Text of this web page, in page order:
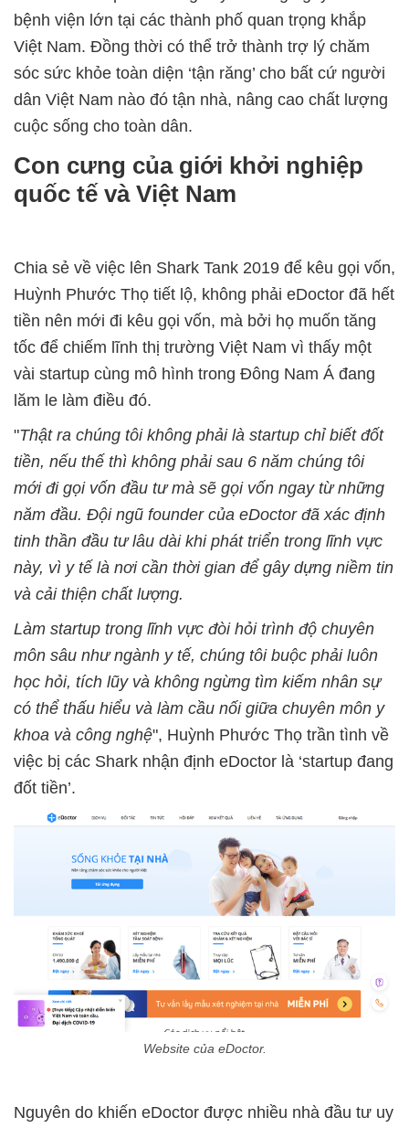
bệnh viện lớn tại các thành phố quan trọng khắp
Việt Nam. Đồng thời có thể trở thành trợ lý chăm
sóc sức khỏe toàn diện ‘tận răng’ cho bất cứ người
dân Việt Nam nào đó tận nhà, nâng cao chất lượng
cuộc sống cho toàn dân.
Con cưng của giới khởi nghiệp
quốc tế và Việt Nam
Chia sẻ về việc lên Shark Tank 2019 để kêu gọi vốn,
Huỳnh Phước Thọ tiết lộ, không phải eDoctor đã hết
tiền nên mới đi kêu gọi vốn, mà bởi họ muốn tăng
tốc để chiếm lĩnh thị trường Việt Nam vì thấy một
vài startup cùng mô hình trong Đông Nam Á đang
lăm le làm điều đó.
"Thật ra chúng tôi không phải là startup chỉ biết đốt
tiền, nếu thế thì không phải sau 6 năm chúng tôi
mới đi gọi vốn đầu tư mà sẽ gọi vốn ngay từ những
năm đầu. Đội ngũ founder của eDoctor đã xác định
tinh thần đầu tư lâu dài khi phát triển trong lĩnh vực
này, vì y tế là nơi cần thời gian để gây dựng niềm tin
và cải thiện chất lượng.
Làm startup trong lĩnh vực đòi hỏi trình độ chuyên
môn sâu như ngành y tế, chúng tôi buộc phải luôn
học hỏi, tích lũy và không ngừng tìm kiếm nhân sự
có thể thấu hiểu và làm cầu nối giữa chuyên môn y
khoa và công nghệ", Huỳnh Phước Thọ trần tình về
việc bị các Shark nhận định eDoctor là ‘startup đang
đốt tiền’.
Website của eDoctor.
Nguyên do khiến eDoctor được nhiều nhà đầu tư uy